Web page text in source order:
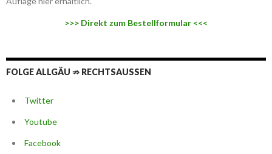
>>> Direkt zum Bestellformular <<<
FOLGE ALLGÄU ⇏ RECHTSAUSSEN
Twitter
Youtube
Facebook